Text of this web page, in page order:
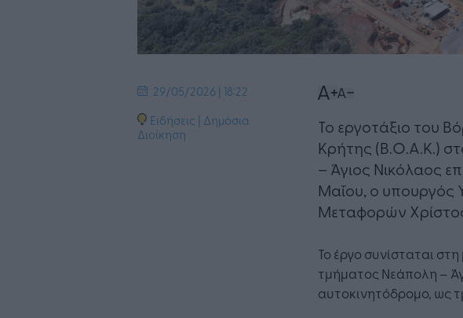
29/05/2026 | 18:22
Ειδήσεις | Δημόσια
Διοίκηση
Το εργοτάξιο του
Κρήτης (Β.Ο.Α.Κ.)
– Άγιος Νικόλαος
Μαΐου, ο υπουργός
Μεταφορών
Το έργο συνίσταται
τμήματος Νεάπολη –
αυτοκινητόδρομο, ως